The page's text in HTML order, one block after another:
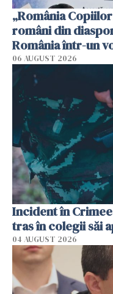
„România
români din
România într-un
06 AUGUST 2026
Incident în
tras în colegii săi
04 AUGUST 2026